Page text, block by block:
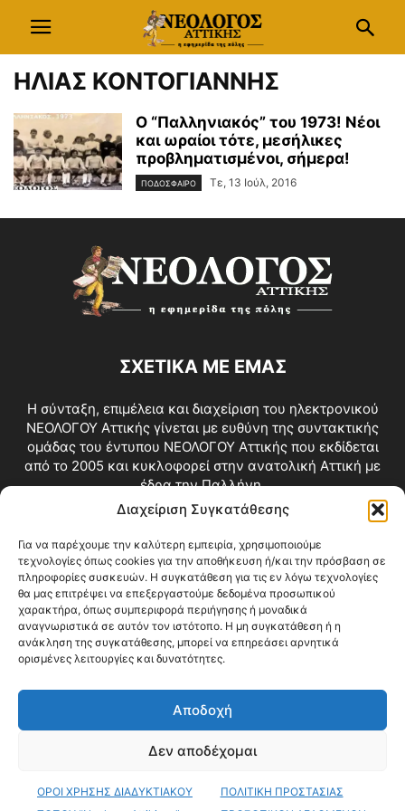
Διαχείριση Συγκατάθεσης
Για να παρέχουμε την καλύτερη εμπειρία, χρησιμοποιούμε
τεχνολογίες όπως cookies για την αποθήκευση ή/και την πρόσβαση σε
πληροφορίες συσκευών. Η συγκατάθεση για τις εν λόγω τεχνολογίες
θα μας επιτρέψει να επεξεργαστούμε δεδομένα προσωπικού
χαρακτήρα, όπως συμπεριφορά περιήγησης ή μοναδικά
αναγνωριστικά σε αυτόν τον ιστότοπο. Η μη συγκατάθεση ή η
ανάκληση της συγκατάθεσης, μπορεί να επηρεάσει αρνητικά
ορισμένες λειτουργίες και δυνατότητες.
Αποδοχή
Δεν αποδέχομαι
ΟΡΟΙ ΧΡΗΣΗΣ ΔΙΑΔΥΚΤΙΑΚΟΥ
ΠΟΛΙΤΙΚΗ ΠΡΟΣΤΑΣΙΑΣ
ΗΛΙΑΣ ΚΟΝΤΟΓΙΑΝΝΗΣ
Ο “Παλληνιακός” του 1973! Νέοι
και ωραίοι τότε, μεσήλικες
προβληματισμένοι, σήμερα!
ΠΟΔΟΣΦΑΙΡΟ Τε, 13 Ιούλ, 2016
ΣΧΕΤΙΚΑ ΜΕ ΕΜΑΣ
Η σύνταξη, επιμέλεια και διαχείριση του ηλεκτρονικού
ΝΕΟΛΟΓΟΥ Αττικής γίνεται με ευθύνη της συντακτικής
ομάδας του έντυπου ΝΕΟΛΟΓΟΥ Αττικής που εκδίδεται
από το 2005 και κυκλοφορεί στην ανατολική Αττική με
έδρα την Παλλήνη.
Επικοινωνία:info@neologosattikis.gr
ΑΚΟΛΟΥΘΗΣΕ ΜΑΣ
Videos Όροι Χρήσης
© Copyright 2026 ΝΕΟΛΟΓΟΣ ΑΤΤΙΚΗΣ • All Rights Reserved •